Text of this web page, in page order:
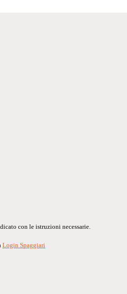
con le istruzioni necessarie.
Login Spaggiari